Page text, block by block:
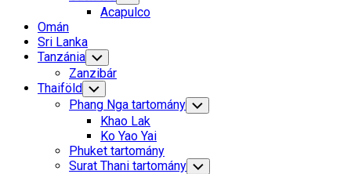
Menu
Child
Menu
Acapulco
Omán
Sri Lanka
Tanzánia Toggle
Child
Menu
Zanzibár
Thaiföld Toggle
Child
Menu
Phang Nga tartomány Toggle
Child
Khao Lak
Ko Yao Yai
Phuket tartomány
Surat Thani tartomány Toggle